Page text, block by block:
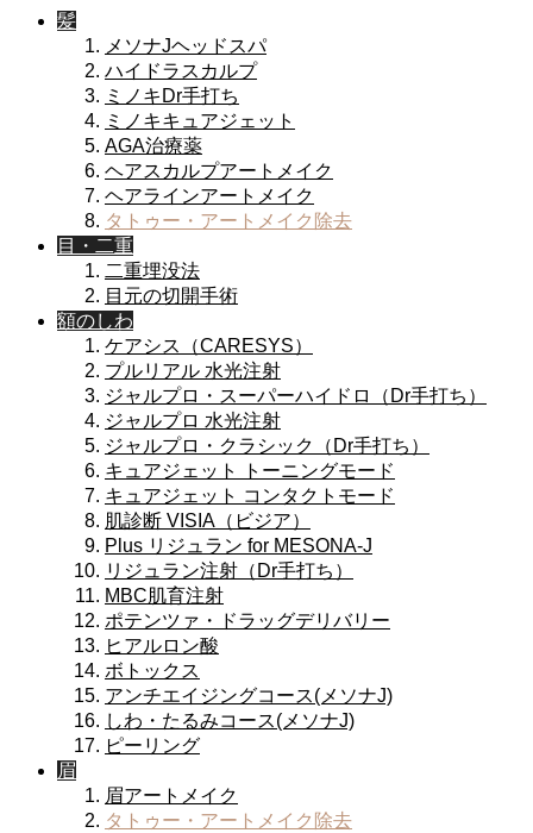
髪
メソナJヘッドスパ
ハイドラスカルプ
ミノキDr手打ち
ミノキキュアジェット
AGA治療薬
ヘアスカルプアートメイク
ヘアラインアートメイク
タトゥー・アートメイク除去
目・二重
二重埋没法
目元の切開手術
額のしわ
ケアシス（CARESYS）
プルリアル 水光注射
ジャルプロ・スーパーハイドロ（Dr手打ち）
ジャルプロ 水光注射
ジャルプロ・クラシック（Dr手打ち）
キュアジェット トーニングモード
キュアジェット コンタクトモード
肌診断 VISIA（ビジア）
Plus リジュラン for MESONA-J
リジュラン注射（Dr手打ち）
MBC肌育注射
ポテンツァ・ドラッグデリバリー
ヒアルロン酸
ボトックス
アンチエイジングコース(メソナJ)
しわ・たるみコース(メソナJ)
ピーリング
眉
眉アートメイク
タトゥー・アートメイク除去